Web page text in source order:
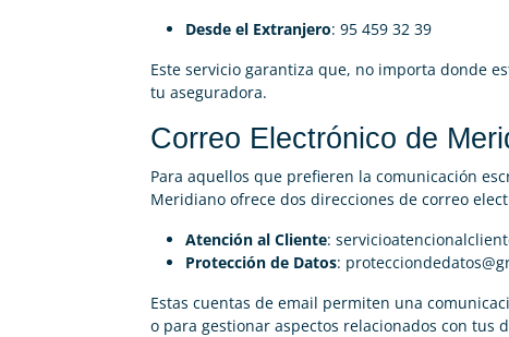
Desde el Extranjero: 95 459 32 39
Este servicio garantiza que, no importa donde
tu aseguradora.
Correo Electrónico de
Para aquellos que prefieren la comunicación
Meridiano ofrece dos direcciones de correo
Atención al Cliente:
Protección de Datos:
Estas cuentas de email permiten una
o para gestionar aspectos relacionados con tus